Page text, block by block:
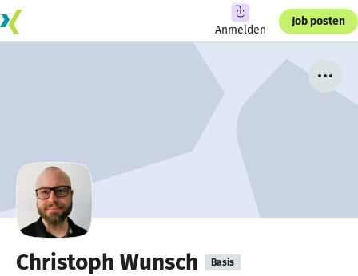
Anmelden
Job posten
Christoph Wunsch Basis